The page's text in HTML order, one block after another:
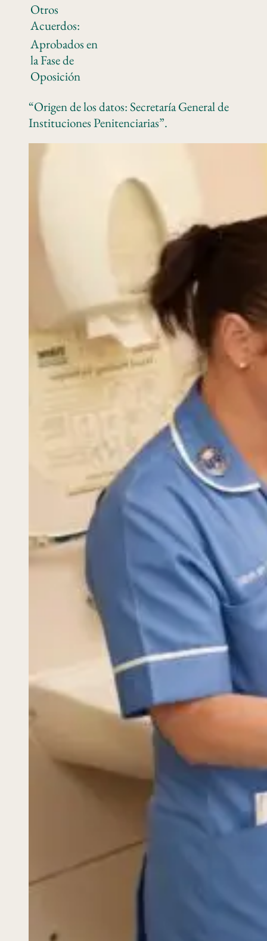
Otros
Acuerdos:
Aprobados en
la Fase de
Oposición
“Origen de los datos: Secretaría General de
Instituciones Penitenciarias”.